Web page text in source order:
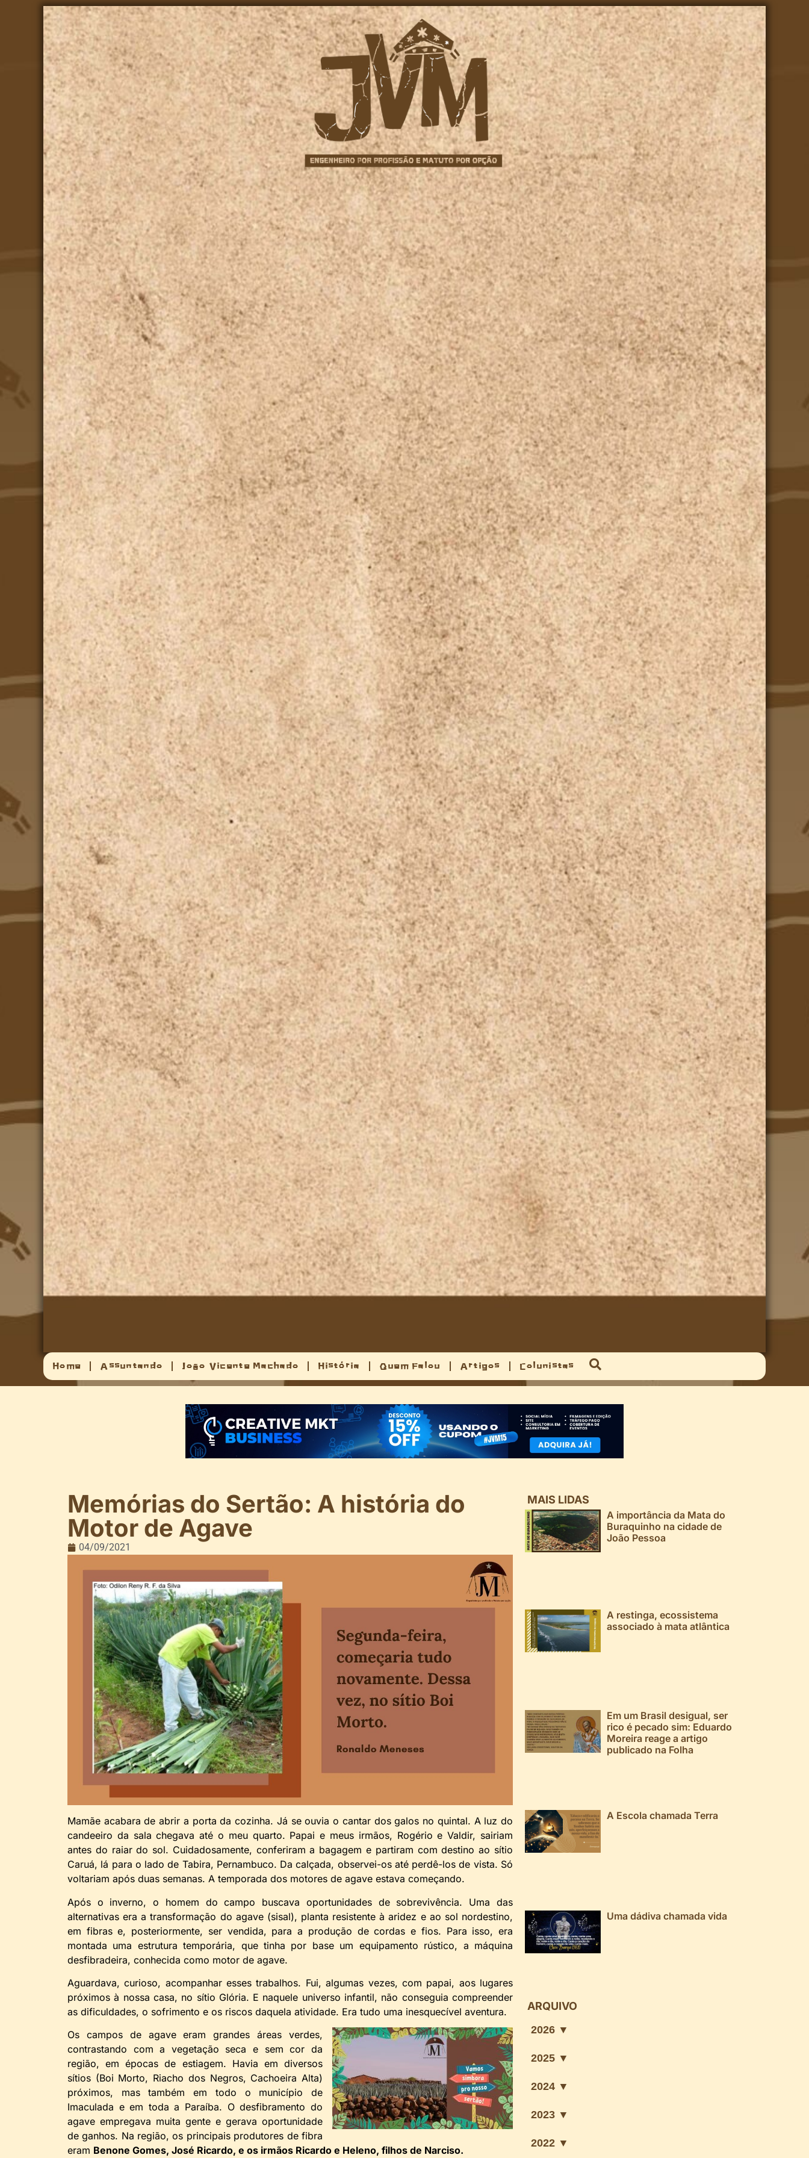
Home Assuntando João Vicente Machado História Quem Falou Artigos Colunistas
Memórias do Sertão: A história do
Motor de Agave
04/09/2021
Mamãe acabara de abrir a porta da cozinha. Já se ouvia o cantar dos galos no quintal. A luz do
candeeiro da sala chegava até o meu quarto. Papai e meus irmãos, Rogério e Valdir, sairiam
antes do raiar do sol. Cuidadosamente, conferiram a bagagem e partiram com destino ao sítio
Caruá, lá para o lado de Tabira, Pernambuco. Da calçada, observei-os até perdê-los de vista. Só
voltariam após duas semanas. A temporada dos motores de agave estava começando.
Após o inverno, o homem do campo buscava oportunidades de sobrevivência. Uma das
alternativas era a transformação do agave (sisal), planta resistente à aridez e ao sol nordestino,
em fibras e, posteriormente, ser vendida, para a produção de cordas e fios. Para isso, era
montada uma estrutura temporária, que tinha por base um equipamento rústico, a máquina
desfibradeira, conhecida como motor de agave.
Aguardava, curioso, acompanhar esses trabalhos. Fui, algumas vezes, com papai, aos lugares
próximos à nossa casa, no sítio Glória. E naquele universo infantil, não conseguia compreender
as dificuldades, o sofrimento e os riscos daquela atividade. Era tudo uma inesquecível aventura.
Os campos de agave eram grandes áreas verdes,
contrastando com a vegetação seca e sem cor da
região, em épocas de estiagem. Havia em diversos
sítios (Boi Morto, Riacho dos Negros, Cachoeira Alta)
próximos, mas também em todo o município de
Imaculada e em toda a Paraíba. O desfibramento do
agave empregava muita gente e gerava oportunidade
de ganhos. Na região, os principais produtores de fibra
eram Benone Gomes, José Ricardo, e os irmãos Ricardo e Heleno, filhos de Narciso.
MAIS LIDAS
A importância da Mata do
Buraquinho na cidade de
João Pessoa
A restinga, ecossistema
associado à mata atlântica
Em um Brasil desigual, ser
rico é pecado sim: Eduardo
Moreira reage a artigo
publicado na Folha
A Escola chamada Terra
Uma dádiva chamada vida
ARQUIVO
2026 ▼
2025 ▼
2024 ▼
2023 ▼
2022 ▼